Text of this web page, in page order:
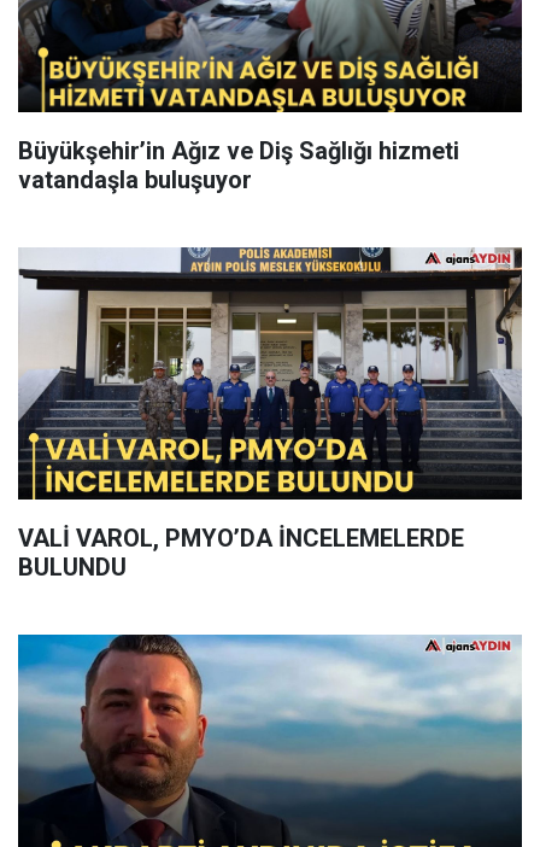
Büyükşehir’in Ağız ve Diş Sağlığı hizmeti
vatandaşla buluşuyor
VALİ VAROL, PMYO’DA İNCELEMELERDE
BULUNDU